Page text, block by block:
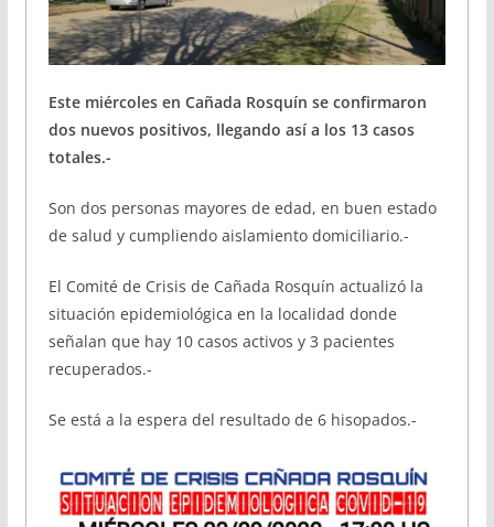
Este miércoles en Cañada Rosquín se confirmaron
dos nuevos positivos, llegando así a los 13 casos
totales.-
Son dos personas mayores de edad, en buen estado
de salud y cumpliendo aislamiento domiciliario.-
El Comité de Crisis de Cañada Rosquín actualizó la
situación epidemiológica en la localidad donde
señalan que hay 10 casos activos y 3 pacientes
recuperados.-
Se está a la espera del resultado de 6 hisopados.-